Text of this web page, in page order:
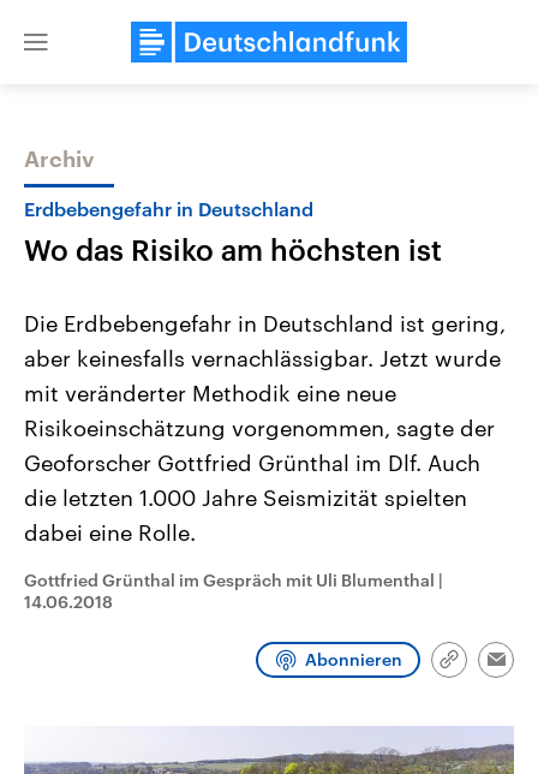
Close
Themen
Landtagswahl Sachsen-Anhalt
2026
Alle Informationen
Sachsen-Anhalt wählt am 6.
September 2026 einen neuen
Bundesland von einer Koalition aus
Umfragen, Prognosen,
Wahlprogramme, aktuelle Berichte
und Hintergründe zu den Parteien
Aktuelle Beiträge,
Hintergründe
Wirtschaftlich und
gehören die Vereinigten
den mächtigsten Ländern
Sendungen
Archiv
Erdbebengefahr in Deutschland
Wo das Risiko am höchsten ist
Die Erdbebengefahr in Deutschland ist gering,
aber keinesfalls vernachlässigbar. Jetzt wurde
mit veränderter Methodik eine neue
Risikoeinschätzung vorgenommen, sagte der
Geoforscher Gottfried Grünthal im Dlf. Auch
die letzten 1.000 Jahre Seismizität spielten
dabei eine Rolle.
Gottfried Grünthal im Gespräch mit Uli Blumenthal |
14.06.2018
Abonnieren
Link